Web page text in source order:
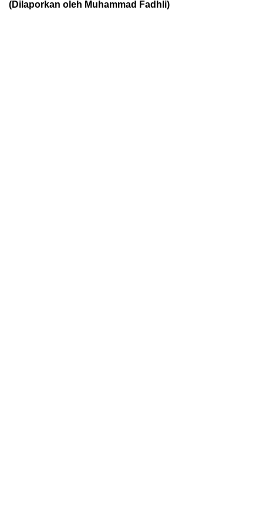
(Dilaporkan oleh Muhammad Fadhli)